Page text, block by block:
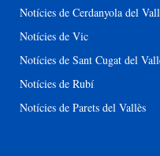
Notícies de Cerdanyola del
Notícies de Vic
Notícies de Sant Cugat del
Notícies de Rubí
Notícies de Parets del Vallès